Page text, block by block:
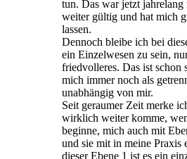
tun. Das war jetzt
weiter gültig und hat mich
lassen.
Dennoch bleibe ich bei
ein Einzelwesen zu sein,
friedvolleres. Das ist schon
mich immer noch als
unabhängig von mir.
Seit geraumer Zeit merke
wirklich weiter komme,
beginne, mich auch mit
und sie mit in meine Praxis
dieser Ebene 1 ist es ein